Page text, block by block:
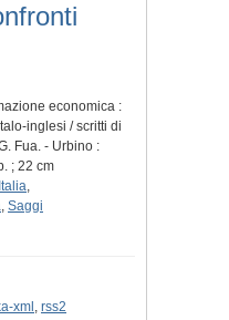
economica :
inglesi / scritti di
Fua. - Urbino :
; 22 cm
Italia,
, Saggi
xml , rss2